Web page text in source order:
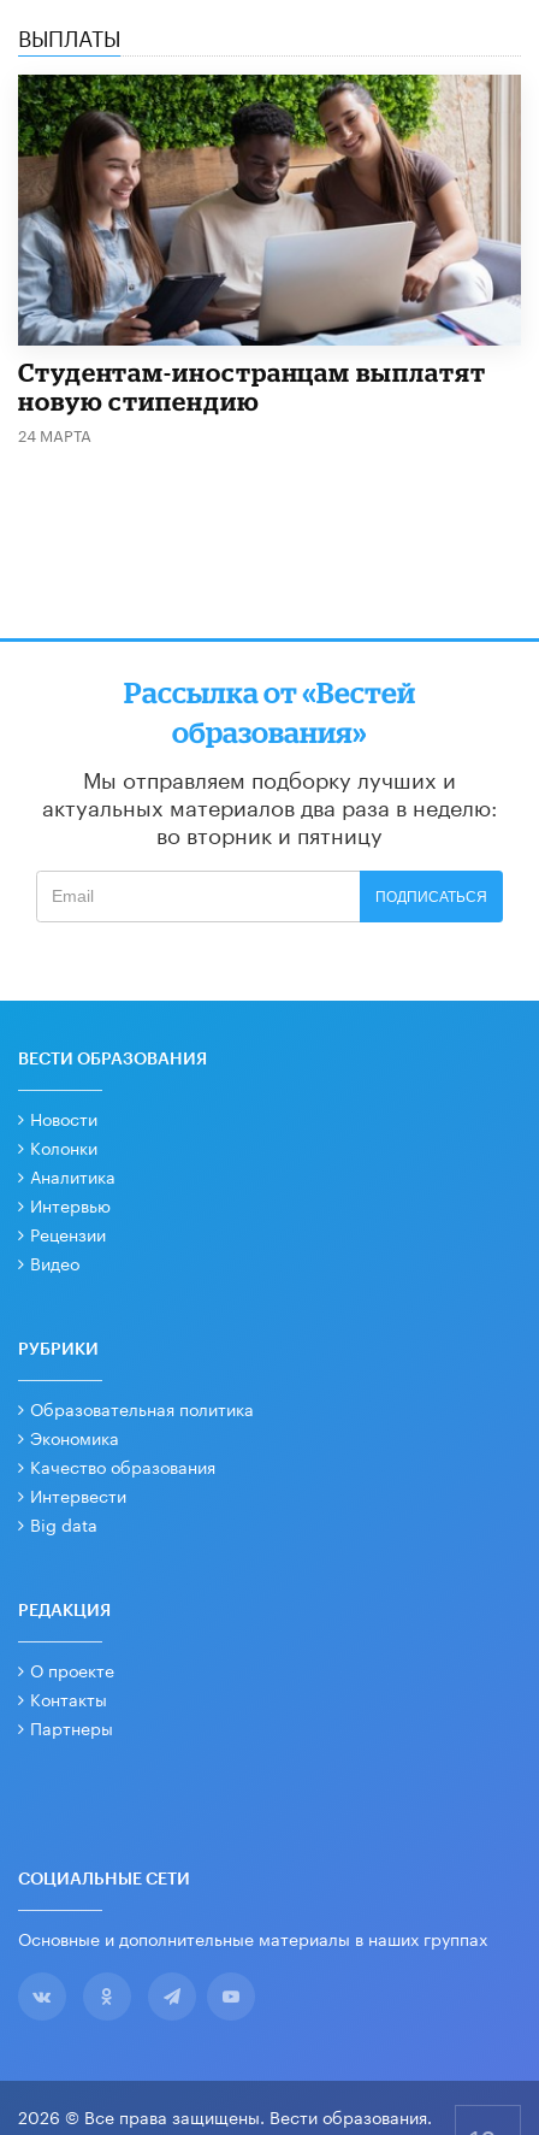
ВЫПЛАТЫ
Студентам-иностранцам выплатят
новую стипендию
24 МАРТА
Рассылка от «Вестей
образования»
Мы отправляем подборку лучших и
актуальных материалов два раза в неделю:
во вторник и пятницу
ПОДПИСАТЬСЯ
ВЕСТИ ОБРАЗОВАНИЯ
Новости
Колонки
Аналитика
Интервью
Рецензии
Видео
РУБРИКИ
Образовательная политика
Экономика
Качество образования
Интервести
Big data
РЕДАКЦИЯ
О проекте
Контакты
Партнеры
СОЦИАЛЬНЫЕ СЕТИ
Основные и дополнительные материалы в наших группах
2026 © Все права защищены. Вести образования.